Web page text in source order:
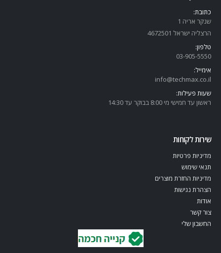
כתובת:
שנקר אריה 1
הרצליה ישראל 4672501
טלפון:
03-905-5550
אימייל:
info@techmax.co.il
שעות פעילות:
ראשון עד חמישי מי 8:00 בבוקר עד 14:30
שירות לקוחות
מדיניות פרטיות
תנאי שימוש
מדיניות החזרת מוצרים
הצהרת נגישות
אודות
צור קשר
החשבון שלי